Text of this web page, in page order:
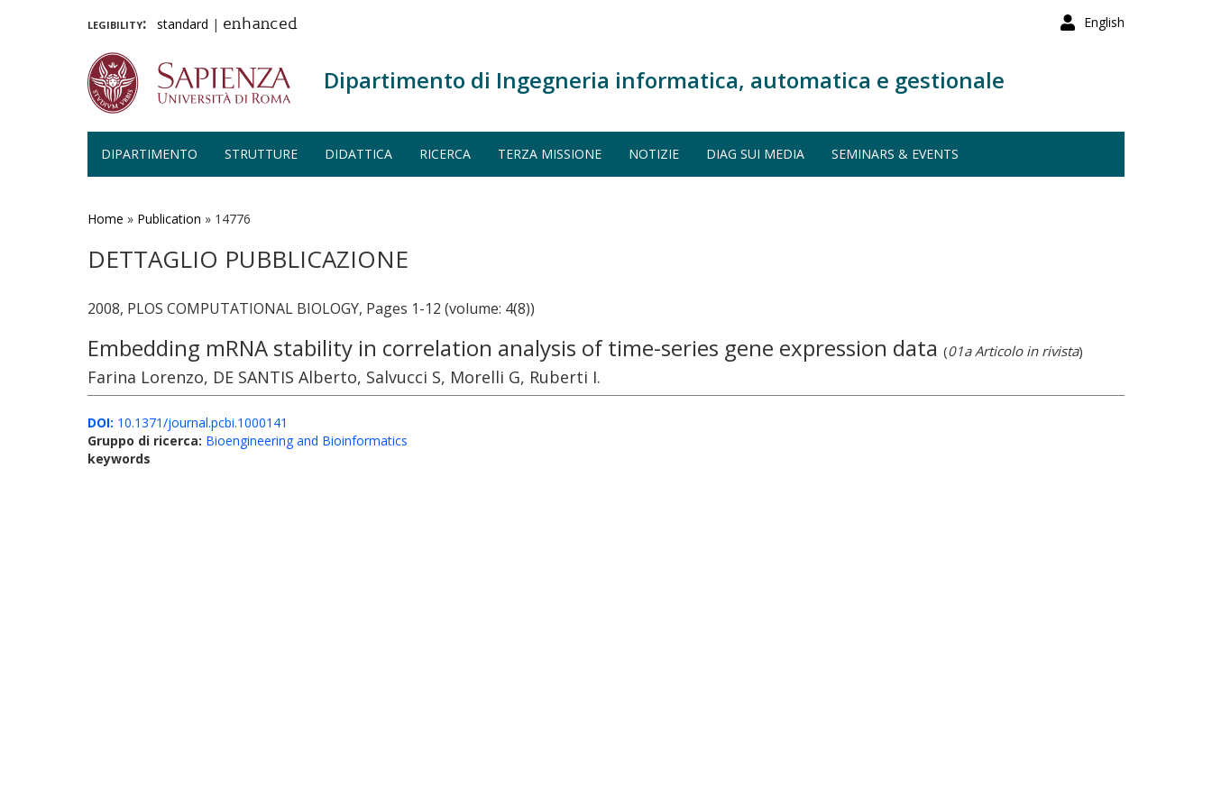
English
legibility: standard | enhanced
Dipartimento di Ingegneria informatica, automatica e gestionale
DIPARTIMENTO STRUTTURE DIDATTICA RICERCA TERZA MISSIONE NOTIZIE DIAG SUI MEDIA SEMINARS & EVENTS
Home » Publication » 14776
DETTAGLIO PUBBLICAZIONE
2008, PLOS COMPUTATIONAL BIOLOGY, Pages 1-12 (volume: 4(8))
Embedding mRNA stability in correlation analysis of time-series gene expression data (01a Articolo in rivista)
Farina Lorenzo, DE SANTIS Alberto, Salvucci S, Morelli G, Ruberti I.
DOI: 10.1371/journal.pcbi.1000141
Gruppo di ricerca: Bioengineering and Bioinformatics
keywords